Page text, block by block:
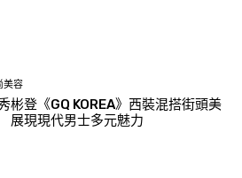
美容
彬登《GQ KOREA》西裝混搭街頭美
現現代男士多元魅力